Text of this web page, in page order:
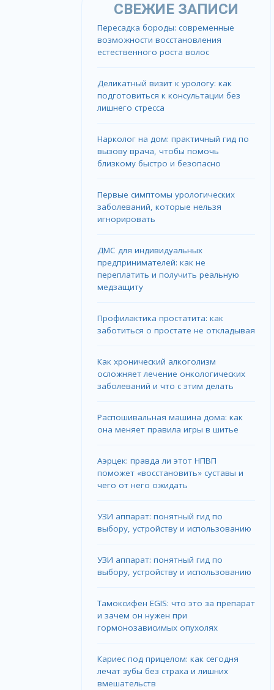
СВЕЖИЕ ЗАПИСИ
Пересадка бороды: современные
возможности восстановления
естественного роста волос
Деликатный визит к урологу: как
подготовиться к консультации без
лишнего стресса
Нарколог на дом: практичный гид по
вызову врача, чтобы помочь
близкому быстро и безопасно
Первые симптомы урологических
заболеваний, которые нельзя
игнорировать
ДМС для индивидуальных
предпринимателей: как не
переплатить и получить реальную
медзащиту
Профилактика простатита: как
заботиться о простате не откладывая
Как хронический алкоголизм
осложняет лечение онкологических
заболеваний и что с этим делать
Распошивальная машина дома: как
она меняет правила игры в шитье
Аэрцек: правда ли этот НПВП
поможет «восстановить» суставы и
чего от него ожидать
УЗИ аппарат: понятный гид по
выбору, устройству и использованию
УЗИ аппарат: понятный гид по
выбору, устройству и использованию
Тамоксифен EGIS: что это за препарат
и зачем он нужен при
гормонозависимых опухолях
Кариес под прицелом: как сегодня
лечат зубы без страха и лишних
вмешательств